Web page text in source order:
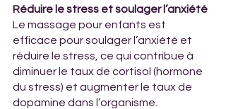
Réduire le stress et soulager l’anxiété
Le massage pour enfants est
efficace pour soulager l’anxiété et
réduire le stress, ce qui contribue à
diminuer le taux de cortisol (hormone
du stress) et augmenter le taux de
dopamine dans l’organisme.